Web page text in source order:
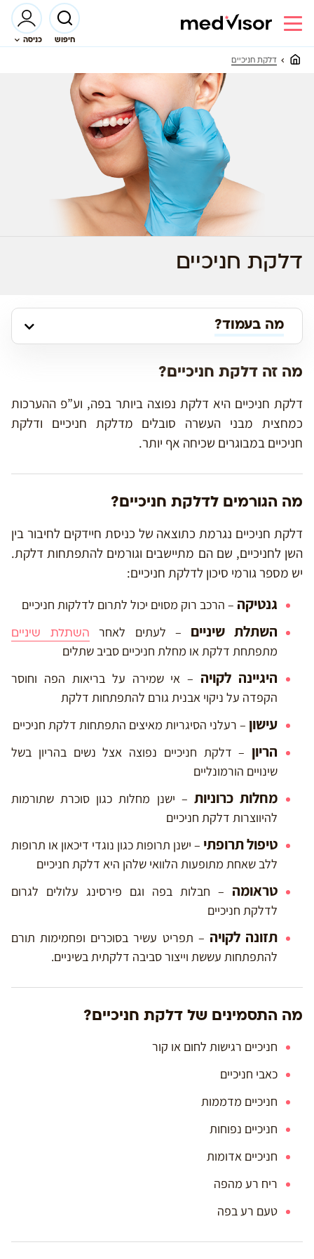
חיפוש כניסה
דלקת חניכיים
דלקת חניכיים
מה בעמוד?
מה זה דלקת חניכיים?
דלקת חניכיים היא דלקת נפוצה ביותר בפה, וע”פ ההערכות
כמחצית מבני העשרה סובלים מדלקת חניכיים ודלקת
חניכיים במבוגרים שכיחה אף יותר.
מה הגורמים לדלקת חניכיים?
דלקת חניכיים נגרמת כתוצאה של כניסת חיידקים לחיבור בין
השן לחניכיים, שם הם מתיישבים וגורמים להתפתחות דלקת.
יש מספר גורמי סיכון לדלקת חניכיים:
גנטיקה – הרכב רוק מסוים יכול לתרום לדלקות חניכיים
השתלת שיניים – לעתים לאחר השתלת שיניים
מתפתחת דלקת או מחלת חניכיים סביב שתלים
היגיינה לקויה – אי שמירה על בריאות הפה וחוסר
הקפדה על ניקוי אבנית גורם להתפתחות דלקת
עישון – רעלני הסיגריות מאיצים התפתחות דלקת חניכיים
הריון – דלקת חניכיים נפוצה אצל נשים בהריון בשל
שינויים הורמונליים
מחלות כרוניות – ישנן מחלות כגון סוכרת שתורמות
להיווצרות דלקת חניכיים
טיפול תרופתי – ישנן תרופות כגון נוגדי דיכאון או תרופות
ללב שאחת מתופעות הלוואי שלהן היא דלקת חניכיים
טראומה – חבלות בפה וגם פירסינג עלולים לגרום
לדלקת חניכיים
תזונה לקויה – תפריט עשיר בסוכרים ופחמימות תורם
להתפתחות עששת וייצור סביבה דלקתית בשיניים.
מה התסמינים של דלקת חניכיים?
חניכיים רגישות לחום או קור
כאבי חניכיים
חניכיים מדממות
חניכיים נפוחות
חניכיים אדומות
ריח רע מהפה
טעם רע בפה